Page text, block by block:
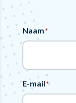
Naam*
E-mail*